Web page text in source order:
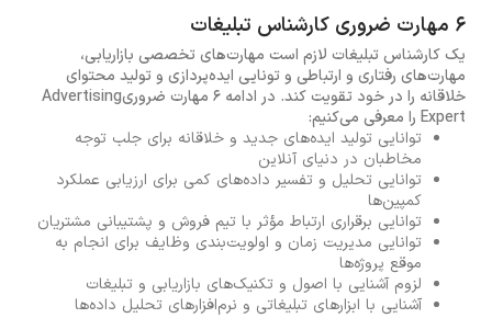
6 مهارت ضروری کارشناس تبلیغات
یک کارشناس تبلیغات لازم است مهارت‌های تخصصی بازاریابی،
مهارت‌های رفتاری و ارتباطی و تونایی ایده‌پردازی و تولید محتوای
خلاقانه را در خود تقویت کند. در ادامه 6 مهارت ضروریAdvertising
Expert را معرفی می‌کنیم:
توانایی تولید ایده‌های جدید و خلاقانه برای جلب توجه
مخاطبان در دنیای آنلاین
توانایی تحلیل و تفسیر داده‌های کمی برای ارزیابی عملکرد
کمپین‌ها
توانایی برقراری ارتباط مؤثر با تیم‌ فروش و پشتیبانی مشتریان
توانایی مدیریت زمان و اولویت‌بندی وظایف برای انجام به
موقع پروژه‌ها
لزوم آشنایی با اصول و تکنیک‌های بازاریابی و تبلیغات
آشنایی با ابزارهای تبلیغاتی و نرم‌افزارهای تحلیل داده‌ها